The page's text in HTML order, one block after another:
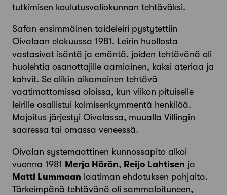
tutkimisen koulutusvaliokunnan tehtäväksi.
Safan ensimmäinen taideleiri pystytettiin
Oivalaan elokuussa 1981. Leirin huollosta
vastasivat isäntä ja emäntä, joiden tehtävänä oli
huolehtia osanottajille aamiainen, kaksi ateriaa ja
kahvit. Se olikin aikamoinen tehtävä
vaatimattomissa oloissa, kun viikon pituiselle
leirille osallistui kolmisenkymmentä henkilöä.
Majoitus järjestyi Oivalassa, muualla Villingin
saaressa tai omassa veneessä.
Oivalan systemaattinen kunnossapito alkoi
vuonna 1981 Merja Härön, Reijo Lahtisen ja
Matti Lummaan laatiman ehdotuksen pohjalta.
Tärkeimpänä tehtävänä oli sammaloituneen,